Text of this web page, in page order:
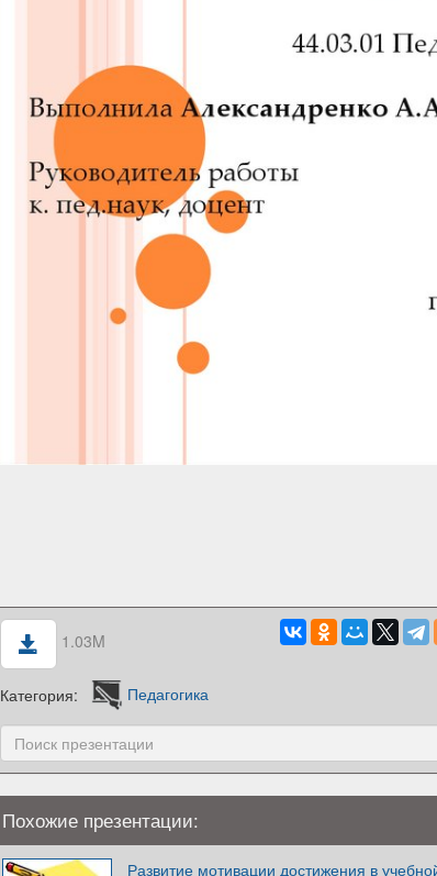
1.03M
Категория: Педагогика
Похожие презентации:
Развитие мотивации достижения в